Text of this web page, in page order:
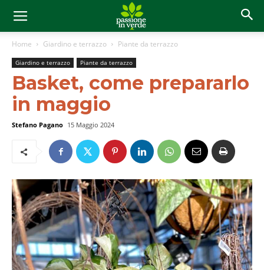
Home Giardino e terrazzo Piante da terrazzo
Giardino e terrazzo Piante da terrazzo
Basket, come prepararlo
in maggio
Stefano Pagano 15 Maggio 2024